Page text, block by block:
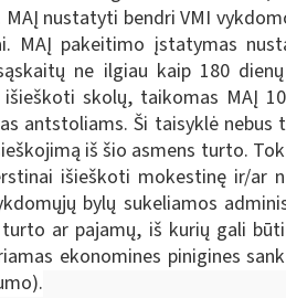
MAĮ nustatyti bendri VMI
MAĮ pakeitimo įstatymas
ne ilgiau kaip 180
išieškoti skolų, taikomas MAĮ
antstoliams. Ši taisyklė
iš šio asmens turto.
išieškoti mokestinę ir/ar
bylų sukeliamos
ar pajamų, iš kurių gali
ekonomines pinigines